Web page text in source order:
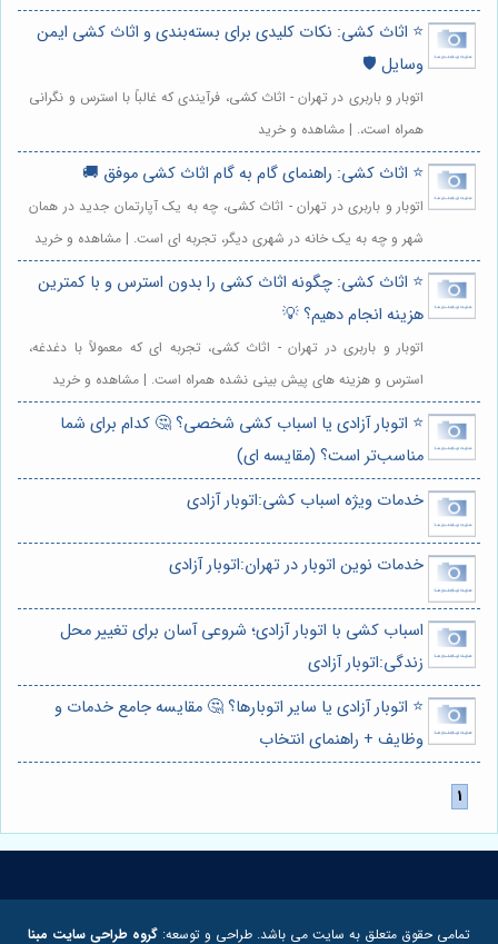
⭐️ اثاث کشی: نکات کلیدی برای بسته‌بندی و اثاث کشی ایمن
وسایل 🛡️
اتوبار و باربری در تهران - اثاث کشی، فرآیندی که غالباً با استرس و نگرانی
همراه است،. | مشاهده و خرید
⭐️ اثاث کشی: راهنمای گام به گام اثاث کشی موفق 🚚
اتوبار و باربری در تهران - اثاث کشی، چه به یک آپارتمان جدید در همان
شهر و چه به یک خانه در شهری دیگر، تجربه ای است. | مشاهده و خرید
⭐️ اثاث کشی: چگونه اثاث کشی را بدون استرس و با کمترین
هزینه انجام دهیم؟ 💡
اتوبار و باربری در تهران - اثاث کشی، تجربه ای که معمولاً با دغدغه،
استرس و هزینه های پیش بینی نشده همراه است. | مشاهده و خرید
⭐️ اتوبار آزادی یا اسباب کشی شخصی؟ 🤔 کدام برای شما
مناسب‌تر است؟ (مقایسه ای)
خدمات ویژه اسباب کشی:اتوبار آزادی
خدمات نوین اتوبار در تهران:اتوبار آزادی
اسباب کشی با اتوبار آزادی؛ شروعی آسان برای تغییر محل
زندگی:اتوبار آزادی
⭐️ اتوبار آزادی یا سایر اتوبارها؟ 🤔 مقایسه جامع خدمات و
وظایف + راهنمای انتخاب
تمامی حقوق متعلق به سایت می باشد. طراحی و توسعه: گروه طراحی سایت مبنا